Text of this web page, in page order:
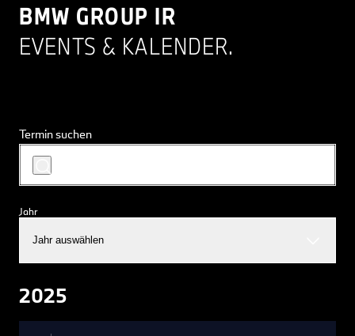
BMW GROUP IR
EVENTS & KALENDER.
Termin suchen
Jahr
Jahr auswählen
2025